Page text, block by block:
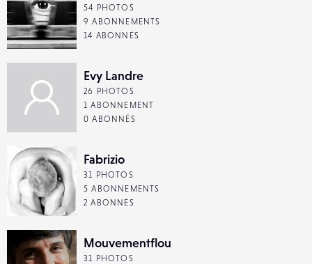
54 PHOTOS
9 ABONNEMENTS
14 ABONNÉS
Evy Landre
26 PHOTOS
1 ABONNEMENT
0 ABONNÉS
Fabrizio
31 PHOTOS
5 ABONNEMENTS
2 ABONNÉS
Mouvementflou
31 PHOTOS